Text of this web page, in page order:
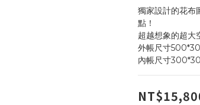
獨家設計的花布
點！
超越想象的超大
外帳尺寸
內帳尺寸